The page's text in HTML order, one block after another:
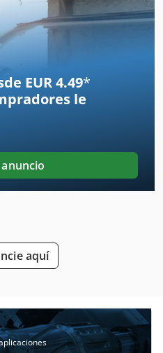
EUR 4.49*
le
aquí